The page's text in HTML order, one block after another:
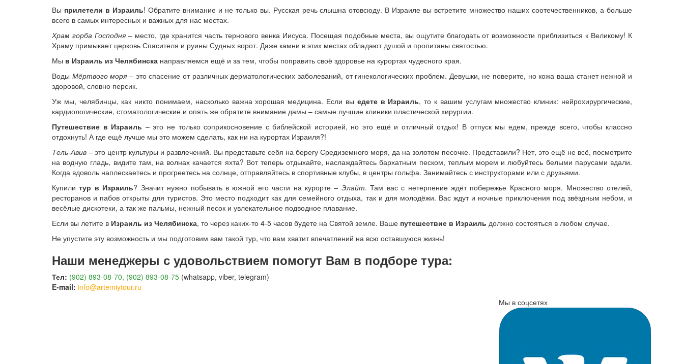
Вы прилетели в Израиль! Обратите внимание и не только вы. Русская речь слышна отовсюду. В Израиле вы встретите множество наших соотечественников, а больше
всего в самых интересных и важных для нас местах.
Храм горба Господня– место, где хранится часть тернового венка Иисуса. Посещая подобные места, вы ощутите благодать от возможности приблизиться к Великому! К
Храму примыкает церковь Спасителя и руины Судных ворот. Даже камни в этих местах обладают душой и пропитаны святостью.
Мы в Израиль из Челябинска направляемся ещё и за тем, чтобы поправить своё здоровье на курортах чудесного края.
Воды Мёртвого моря – это спасение от различных дерматологических заболеваний, от гинекологических проблем. Девушки, не поверите, но кожа ваша станет нежной и
здоровой, словно персик.
Уж мы, челябинцы, как никто понимаем, насколько важна хорошая медицина. Если вы едете в Израиль, то к вашим услугам множество клиник: нейрохирургические,
кардиологические, стоматологические и опять же обратите внимание дамы – самые лучшие клиники пластической хирургии.
Путешествие в Израиль – это не только соприкосновение с библейской историей, но это ещё и отличный отдых! В отпуск мы едем, прежде всего, чтобы классно
отдохнуть! А где ещё лучше мы это можем сделать, как ни на курортах Израиля?!
Тель-Авив – это центр культуры и развлечений. Вы представьте себя на берегу Средиземного моря, да на золотом песочке. Представили? Нет, это ещё не всё, посмотрите
на водную гладь, видите там, на волнах качается яхта? Вот теперь отдыхайте, наслаждайтесь бархатным песком, теплым морем и любуйтесь белыми парусами вдали.
Когда вдоволь наплескаетесь и прогреетесь на солнце, отправляйтесь в спортивные клубы, в центры гольфа. Занимайтесь с инструкторами или с друзьями.
Купилитур в Израиль? Значит нужно побывать в южной его части на курорте– Элайт. Там вас с нетерпение ждёт побережье Красного моря. Множество отелей,
ресторанов и пабов открыты для туристов. Это место подходит как для семейного отдыха, так и для молодёжи. Вас ждут и ночные приключения под звёздным небом, и
весёлые дискотеки, а так же пальмы, нежный песок и увлекательное подводное плавание.
Если вы летите в Израиль из Челябинска, то через каких-то 4-5 часов будете на Святой земле. Ваше путешествие в Израиль должно состояться в любом случае.
Не упустите эту возможность и мы подготовим вам такой тур, что вам хватит впечатлений на всю оставшуюся жизнь!
Наши менеджеры с удовольствием помогут Вам в подборе тура:
Тел: (902) 893-08-70, (902) 893-08-75 (whatsapp, viber, telegram)
E-mail: info@artemiytour.ru
Мы в соцсетях